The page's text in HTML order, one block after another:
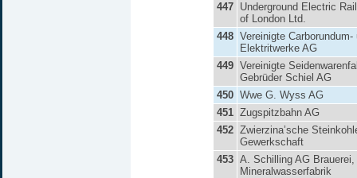
447 Underground Electric
of London Ltd.
448 Vereinigte Carborundum-
Elektritwerke AG
449 Vereinigte
Gebrüder Schiel AG
450 Wwe G. Wyss AG
451 Zugspitzbahn AG
452 Zwierzina’sche
Gewerkschaft
453 A. Schilling AG
Mineralwasserfabrik